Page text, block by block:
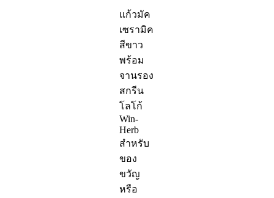
แก้วมัค
เซรามิค
สีขาว
พร้อม
จานรอง
สกรีน
โลโก้
Win-
Herb
สำหรับ
ของ
ขวัญ
หรือ